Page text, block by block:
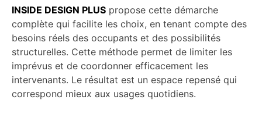
INSIDE DESIGN PLUS propose cette démarche
complète qui facilite les choix, en tenant compte des
besoins réels des occupants et des possibilités
structurelles. Cette méthode permet de limiter les
imprévus et de coordonner efficacement les
intervenants. Le résultat est un espace repensé qui
correspond mieux aux usages quotidiens.